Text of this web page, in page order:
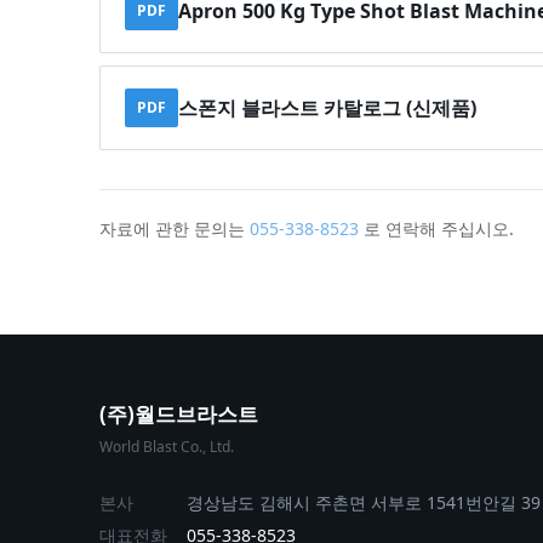
PDF Apron 500 Kg Type Shot Blast
PDF 스폰지 블라스트 카탈로그 (신제품)
자료에 관한 문의는 055-338-8523 로 연락해 주십시오.
(주)월드브라스트
World Blast Co., Ltd.
본사
경상남도 김해시 주촌면 서부로 1541번안길 39
대표전화
055-338-8523